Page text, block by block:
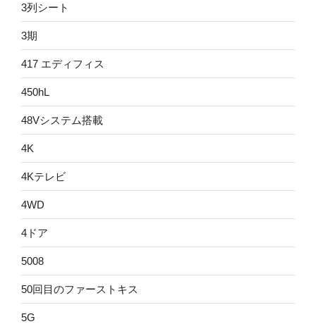
3列シート
3期
417 エディフィス
450hL
48Vシステム搭載
4K
4Kテレビ
4WD
4ドア
5008
50回目のファーストキス
5G